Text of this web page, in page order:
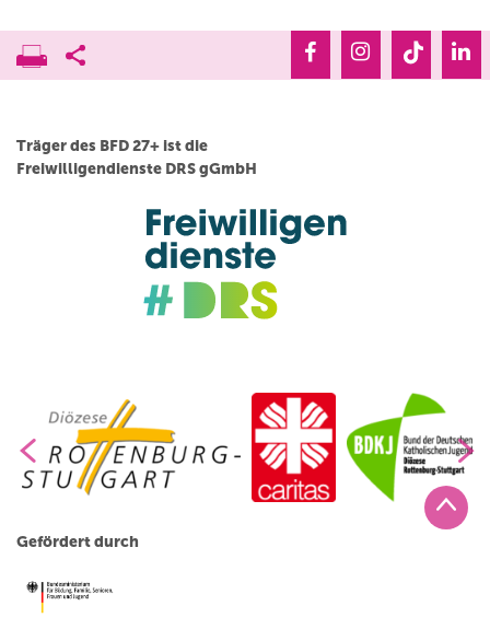
Träger des BFD 27+ ist die
Freiwilligendienste DRS gGmbH
Gefördert durch